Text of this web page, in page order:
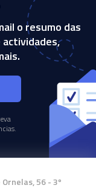
o resumo das
56 - 3º